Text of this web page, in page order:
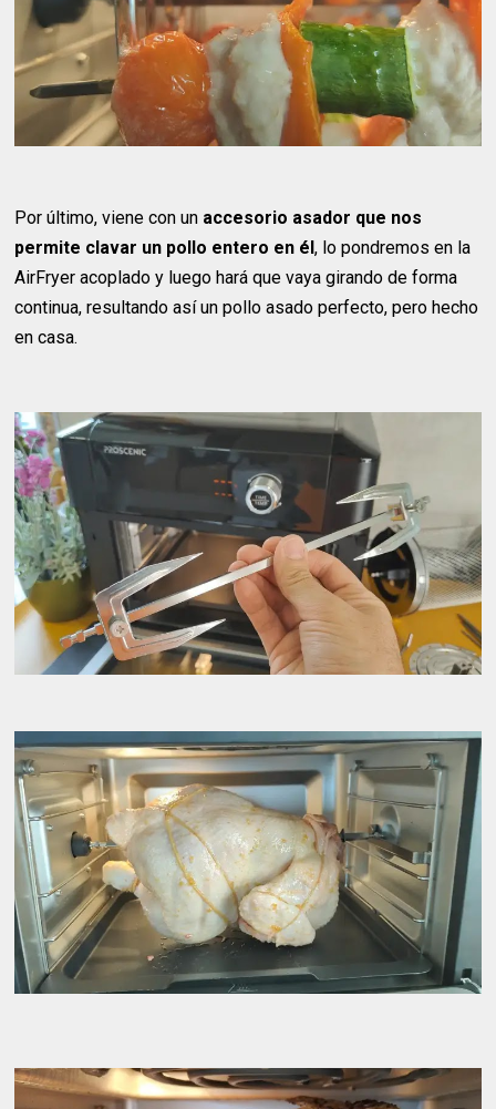
Por último, viene con un accesorio asador que nos
permite clavar un pollo entero en él, lo pondremos en la
AirFryer acoplado y luego hará que vaya girando de forma
continua, resultando así un pollo asado perfecto, pero hecho
en casa.